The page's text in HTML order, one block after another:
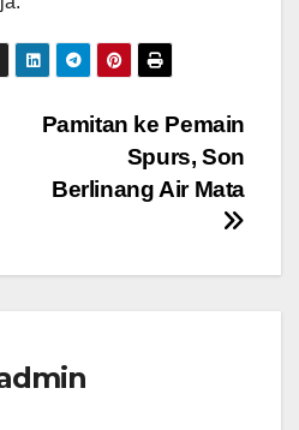
Pamitan ke Pemain
Spurs, Son
Berlinang Air Mata